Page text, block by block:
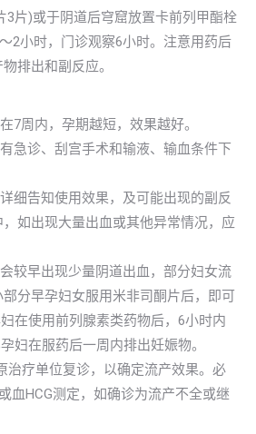
3片)或于阴道后穹窟放置卡前列甲酯栓
2小时，门诊观察6小时。注意用药后
排出和副反应。
7周内，孕期越短，效果越好。
急诊、刮宫手术和输液、输血条件下
细告知使用效果，及可能出现的副反
如出现大量出血或其他异常情况，应
较早出现少量阴道出血，部分妇女流
分早孕妇女服用米非司酮片后，即可
在使用前列腺素类药物后，6小时内
妇在服药后一周内排出妊娠物。
治疗单位复诊，以确定流产效果。必
血HCG测定，如确诊为流产不全或继